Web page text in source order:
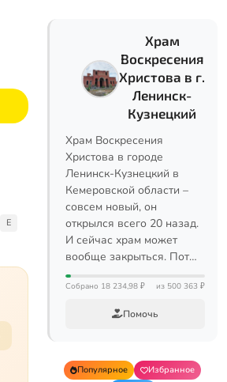
E
Храм
Воскресения
Христова в г.
Ленинск-
Кузнецкий
Храм Воскресения
Христова в городе
Ленинск-Кузнецкий в
Кемеровской области –
совсем новый, он
открылся всего 20 назад.
И сейчас храм может
вообще закрыться. Пот…
Собрано 18 234,98 ₽ из 500 363 ₽
Помочь
Популярное
Избранное